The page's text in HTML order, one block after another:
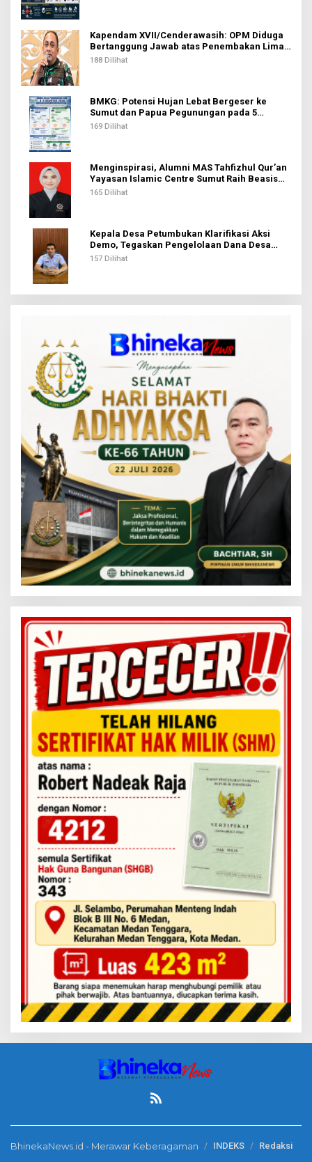
Kapendam XVII/Cenderawasih: OPM Diduga
Bertanggung Jawab atas Penembakan Lima
Pekerja di Tolikara
188 Dilihat
BMKG: Potensi Hujan Lebat Bergeser ke
Sumut dan Papua Pegunungan pada 5
Agustus
169 Dilihat
Menginspirasi, Alumni MAS Tahfizhul Qur’an
Yayasan Islamic Centre Sumut Raih Beasiswa
BIB Kemenag
165 Dilihat
Kepala Desa Petumbukan Klarifikasi Aksi
Demo, Tegaskan Pengelolaan Dana Desa
Sesuai Aturan
157 Dilihat
BhinekaNews.id - Merawar Keberagaman INDEKS Redaksi